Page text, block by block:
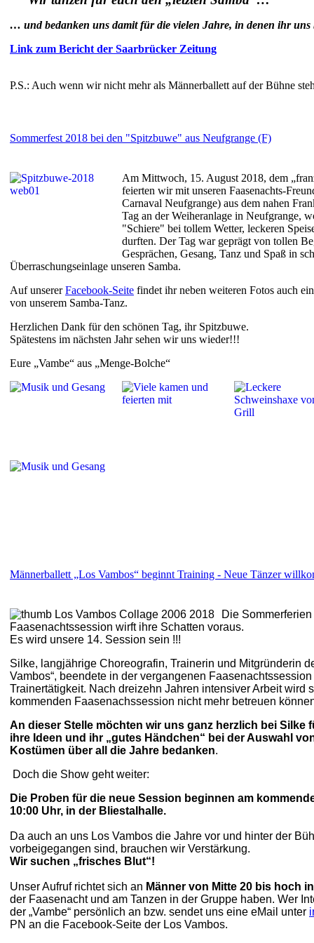
… und bedanken uns damit für die vielen Jahre, in denen ihr uns
Link zum Bericht der Saarbrücker Zeitung
P.S.: Auch wenn wir nicht mehr als Männerballett auf der Bühne
Sommerfest 2018 bei den "Spitzbuwe" aus Neufgrange (F)
Am Mittwoch, 15. August 2018, dem
feierten wir mit unseren Faasenachts-
Carnaval Neufgrange) aus dem nahen
Tag an der Weiheranlage in Neufgrange,
"Schiere" bei tollem Wetter, leckeren
durften. Der Tag war geprägt von tollen
Gesprächen, Gesang, Tanz und Spaß in
Überraschungseinlage unseren Samba.
Auf unsererFacebook-Seite findet ihr neben weiteren Fotos auch
von unserem Samba-Tanz.
Herzlichen Dank für den schönen Tag, ihr Spitzbuwe.
Spätestens im nächsten Jahr sehen wir uns wieder!!!
Eure „Vambe“ aus „Menge-Bolche“
Männerballett „Los Vambos“ beginnt Training - Neue Tänzer
Die
Faasenachtssession wirft ihre Schatten voraus.
Es wird unsere 14. Session sein !!!
Silke, langjährige Choreografin, Trainerin und Mitgründerin
Vambos“, beendete in der vergangenen
Trainertätigkeit. Nach dreizehn Jahren intensiver Arbeit wird
kommenden Faasenachssession nicht mehr betreuen
An dieser Stelle möchten wir uns ganz herzlich bei Silke
ihre Ideen und ihr „gutes Händchen“ bei der Auswahl
Kostümen über all die Jahre bedanken.
Doch die Show geht weiter:
Die Proben für die neue Session beginnen am
10:00 Uhr, in der Bliestalhalle.
Da auch an uns Los Vambos die Jahre vor und hinter der
vorbeigegangen sind, brauchen wir Verstärkung.
Wir suchen „frisches Blut“!
Unser Aufruf richtet sich an Männer von Mitte 20 bis hoch
der Faasenacht und am Tanzen in der Gruppe haben. Wer
der „Vambe“ persönlich an bzw. sendet uns eine eMail unter
PN an die Facebook-Seite der Los Vambos.